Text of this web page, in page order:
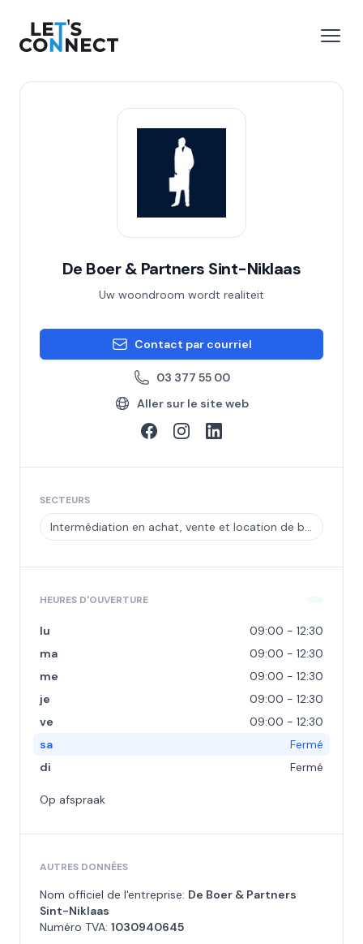
Let's Connect
le menu
De Boer & Partners Sint-Niklaas
Uw woondroom wordt realiteit
Contact par courriel
03 377 55 00
Aller sur le site web
SECTEURS
Intermédiation en achat, vente et location de biens immobiliers pour compte de tiers
HEURES D'OUVERTURE
lu
09:00 - 12:30
ma
09:00 - 12:30
me
09:00 - 12:30
je
09:00 - 12:30
ve
09:00 - 12:30
sa
Fermé
di
Fermé
Op afspraak
AUTRES DONNÉES
Nom officiel de l'entreprise: De Boer & Partners
Sint-Niklaas
Numéro TVA: 1030940645